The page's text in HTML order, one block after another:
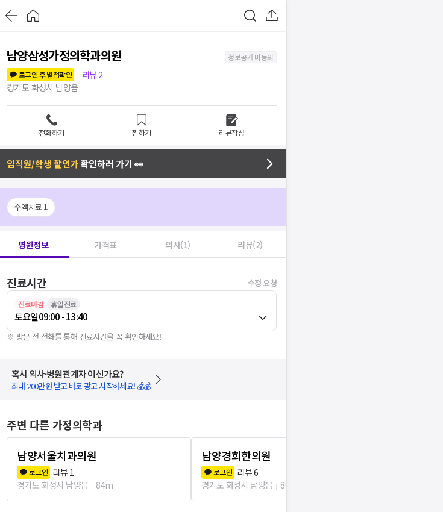
남양삼성가정의학과의원
정보공개 미동의
로그인 후 별점확인
리뷰 2
경기도 화성시 남양읍
전화하기 찜하기 리뷰작성
임직원/학생 할인가확인하러 가기 👀
수액치료 1
병원정보 가격표 의사(1) 리뷰(2)
진료시간 수정 요청
진료마감 휴일진료
토요일09:00 - 13:40
※ 방문 전 전화를 통해 진료시간을 꼭 확인하세요!
혹시 의사·병원관계자 이신가요?
최대 200만원 받고 바로 광고 시작하세요! 💰💰
주변 다른 가정의학과
남양서울치과의원
로그인 리뷰 1
경기도 화성시 남양읍
84m
남양경희한의원
로그인 리뷰6
경기도 화성시 남양읍
86m